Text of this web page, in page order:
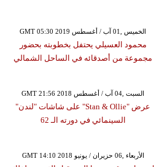
GMT 05:30 2019 الخميس ,01 آب / أغسطس
محمود العسيلي يحتفل بخطوبته بحضور
مجموعة من أصدقائه في الساحل الشمالي
GMT 21:56 2018 السبت ,04 آب / أغسطس
عرض "Stan & Ollie" على شاشات "لندن"
السينمائي في دورته الـ 62
GMT 14:10 2018 الأربعاء ,06 حزيران / يونيو